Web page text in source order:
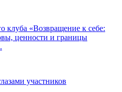
клуба «Возвращение к себе:
ценности и границы
участников